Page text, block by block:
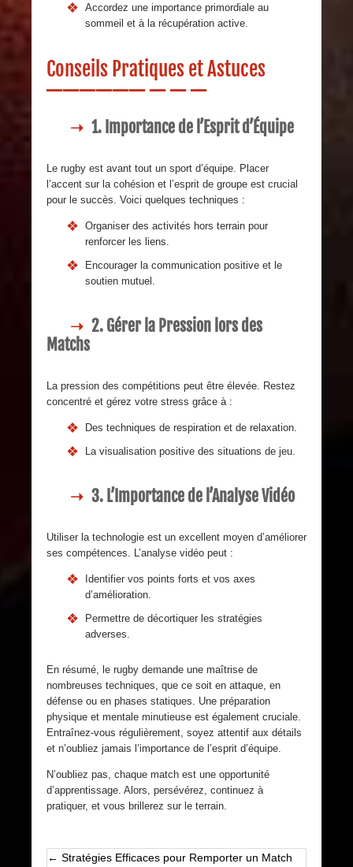
Accordez une importance primordiale au
sommeil et à la récupération active.
Conseils Pratiques et Astuces
1. Importance de l’Esprit d’Équipe
Le rugby est avant tout un sport d’équipe. Placer
l’accent sur la cohésion et l’esprit de groupe est crucial
pour le succès. Voici quelques techniques :
Organiser des activités hors terrain pour
renforcer les liens.
Encourager la communication positive et le
soutien mutuel.
2. Gérer la Pression lors des
Matchs
La pression des compétitions peut être élevée. Restez
concentré et gérez votre stress grâce à :
Des techniques de respiration et de relaxation.
La visualisation positive des situations de jeu.
3. L’Importance de l’Analyse Vidéo
Utiliser la technologie est un excellent moyen d’améliorer
ses compétences. L’analyse vidéo peut :
Identifier vos points forts et vos axes
d’amélioration.
Permettre de décortiquer les stratégies
adverses.
En résumé, le rugby demande une maîtrise de
nombreuses techniques, que ce soit en attaque, en
défense ou en phases statiques. Une préparation
physique et mentale minutieuse est également cruciale.
Entraînez-vous régulièrement, soyez attentif aux détails
et n’oubliez jamais l’importance de l’esprit d’équipe.
N’oubliez pas, chaque match est une opportunité
d’apprentissage. Alors, persévérez, continuez à
pratiquer, et vous brillerez sur le terrain.
← Stratégies Efficaces pour Remporter un Match